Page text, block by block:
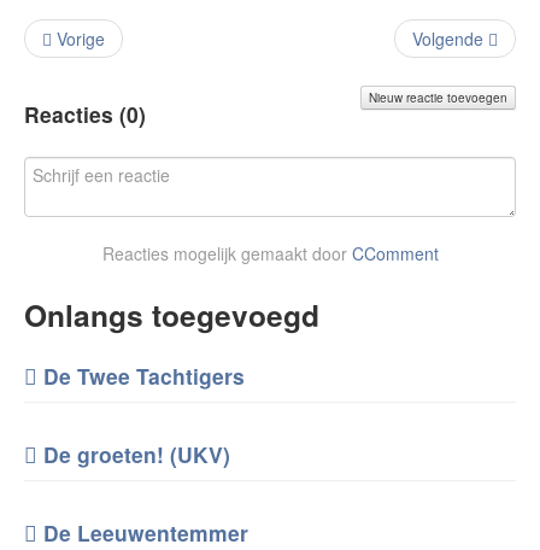
Vorige Volgende
Reacties (0)
Nieuw reactie toevoegen
Reacties mogelijk gemaakt door CComment
Onlangs toegevoegd
De Twee Tachtigers
De groeten! (UKV)
De Leeuwentemmer